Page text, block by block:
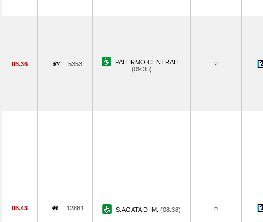
06.36 5353
PALERMO CENTRALE
(09.35)
2
06.43 12861 S.AGATA DI M. (08.38) 5